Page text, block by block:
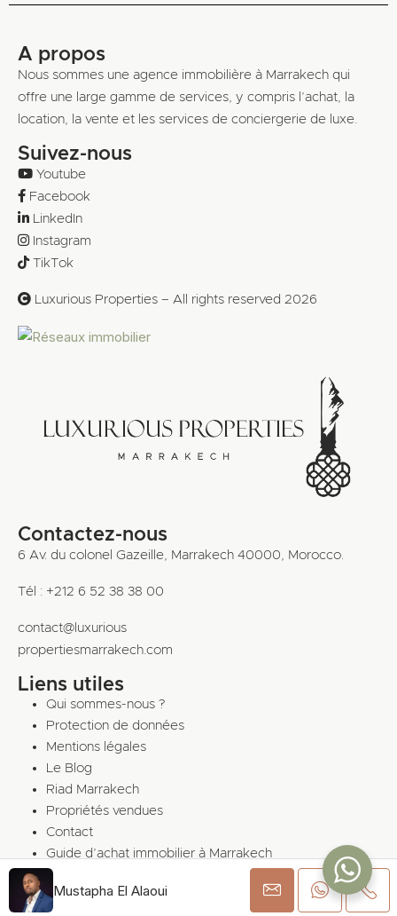
Mustapha El Alaoui
A propos
Nous sommes une agence immobilière à Marrakech qui
offre une large gamme de services, y compris l’achat, la
location, la vente et les services de conciergerie de luxe.
Suivez-nous
Youtube
Facebook
LinkedIn
Instagram
TikTok
Luxurious Properties – All rights reserved 2026
Contactez-nous
6 Av. du colonel Gazeille, Marrakech 40000, Morocco.
Tél : +212 6 52 38 38 00
contact@luxurious
propertiesmarrakech.com
Liens utiles
Qui sommes-nous ?
Protection de données
Mentions légales
Le Blog
Riad Marrakech
Propriétés vendues
Contact
Guide d’achat immobilier à Marrakech